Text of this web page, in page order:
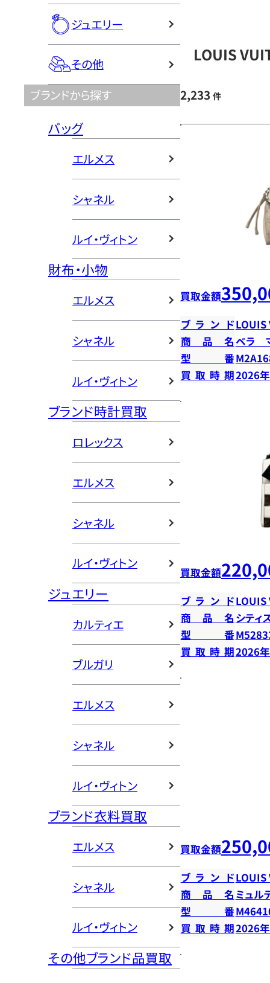
ジュエリー
その他
ブランドから探す
バッグ
エルメス
シャネル
ルイ・ヴィトン
財布・小物
エルメス
シャネル
ルイ・ヴィトン
ブランド時計買取
ロレックス
エルメス
シャネル
ルイ・ヴィトン
ジュエリー
カルティエ
ブルガリ
エルメス
シャネル
ルイ・ヴィトン
ブランド衣料買取
エルメス
シャネル
ルイ・ヴィトン
その他ブランド品買取
LOUIS
2,233 件
買取金額
ブランドLOUIS
商品名ベラ
型番
買取時期2026
買取金額
ブランドLOUIS
商品名 シティ
型番
買取時期2026
買取金額
ブランドLOUIS
商品名 ミュル
型番
買取時期2026